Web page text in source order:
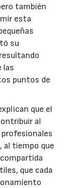
también
esta
su
las
puntos de
que el
al
al tiempo que
que cada